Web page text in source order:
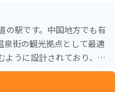
の駅です。中国地方でも有
泉街の観光拠点として最適
事処、観光案内所などが併
あり、無料で利用できま